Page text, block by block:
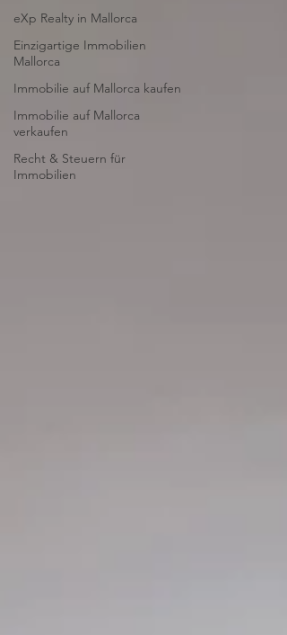
eXp Realty in Mallorca
Einzigartige Immobilien
Mallorca
Immobilie auf Mallorca kaufen
Immobilie auf Mallorca
verkaufen
Recht & Steuern für
Immobilien